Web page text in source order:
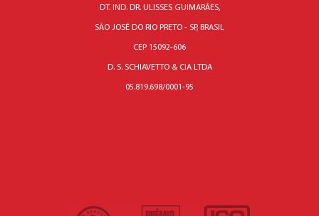
DT. IND. DR. ULISSES GUIMARÃES,
SÃO JOSÉ DO RIO PRETO - SP, BRASIL
CEP 15092-606
D. S. SCHIAVETTO & CIA LTDA
05.819.698/0001-95